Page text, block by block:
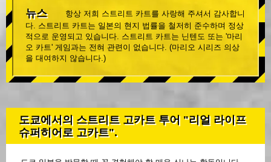
뉴스
항상 저희 스트리트 카트를 사랑해 주셔서 감사합니
다. 스트리트 카트는 일본의 현지 법률을 철저히 준수하며 정상
적으로 운영되고 있습니다. 스트리트 카트는 닌텐도 또는 '마리
오 카트' 게임과는 전혀 관련이 없습니다. (마리오 시리즈 의상
을 대여하지 않습니다.)
도쿄에서의 스트리트 고카트 투어 "리얼 라이프
슈퍼히어로 고카트".